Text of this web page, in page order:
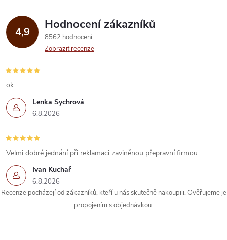
d
a
c
í
p
r
v
k
y
4,9 Hodnocení zákazníků
8562 hodnocení
Zobrazit recenze
Lenka Sychrová
6.8.2026
ok
Ivan Kuchař
6.8.2026
Velmi dobré jednání při reklamaci zaviněnou přepravní firmou
Recenze pocházejí od zákazníků, kteří u nás skutečně nakoupili. Ověřujeme je
propojením s objednávkou.